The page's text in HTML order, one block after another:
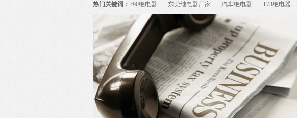
热门关键词： t90继电器 东莞继电器厂家 汽车继电器 T73继电器